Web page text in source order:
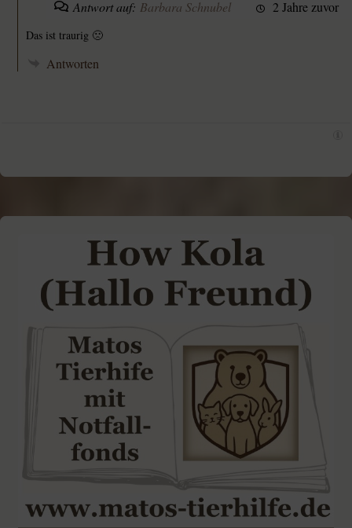
Antwort auf: Barbara Schnubel 2 Jahre zuvor
Das ist traurig 🙁
Antworten